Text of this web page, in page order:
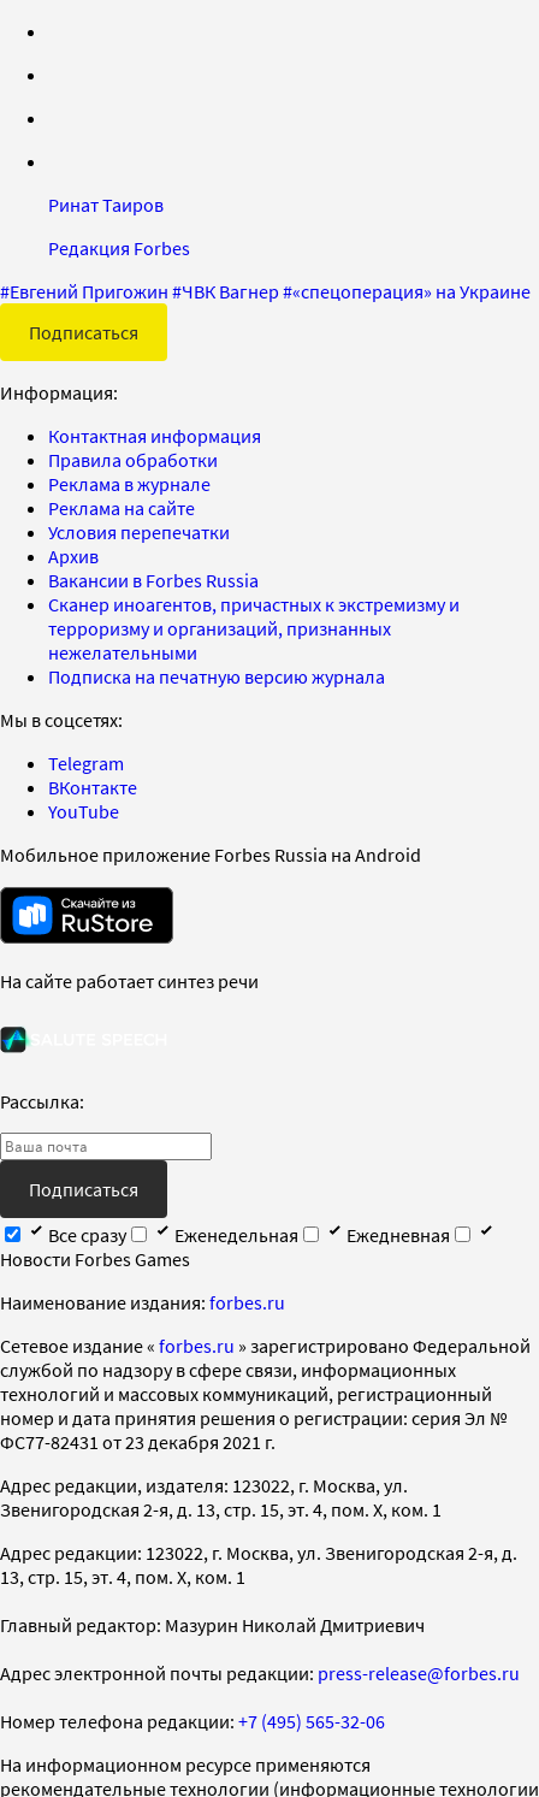
Ринат Таиров
Редакция Forbes
#Евгений Пригожин #ЧВК Вагнер #«спецоперация» на Украине
Подписаться
Информация:
Контактная информация
Правила обработки
Реклама в журнале
Реклама на сайте
Условия перепечатки
Архив
Вакансии в Forbes Russia
Сканер иноагентов, причастных к экстремизму и
терроризму и организаций, признанных
нежелательными
Подписка на печатную версию журнала
Мы в соцсетях:
Telegram
ВКонтакте
YouTube
Мобильное приложение Forbes Russia на Android
На сайте работает синтез речи
Рассылка:
Подписаться
Все сразу
Еженедельная
Ежедневная
Новости Forbes Games
Наименование издания: forbes.ru
Cетевое издание « forbes.ru » зарегистрировано Федеральной
службой по надзору в сфере связи, информационных
технологий и массовых коммуникаций, регистрационный
номер и дата принятия решения о регистрации: серия Эл №
ФС77-82431 от 23 декабря 2021 г.
Адрес редакции, издателя: 123022, г. Москва, ул.
Звенигородская 2-я, д. 13, стр. 15, эт. 4, пом. X, ком. 1
Адрес редакции: 123022, г. Москва, ул. Звенигородская 2-я, д.
13, стр. 15, эт. 4, пом. X, ком. 1
Главный редактор: Мазурин Николай Дмитриевич
Адрес электронной почты редакции: press-release@forbes.ru
Номер телефона редакции: +7 (495) 565-32-06
На информационном ресурсе применяются
рекомендательные технологии (информационные технологии